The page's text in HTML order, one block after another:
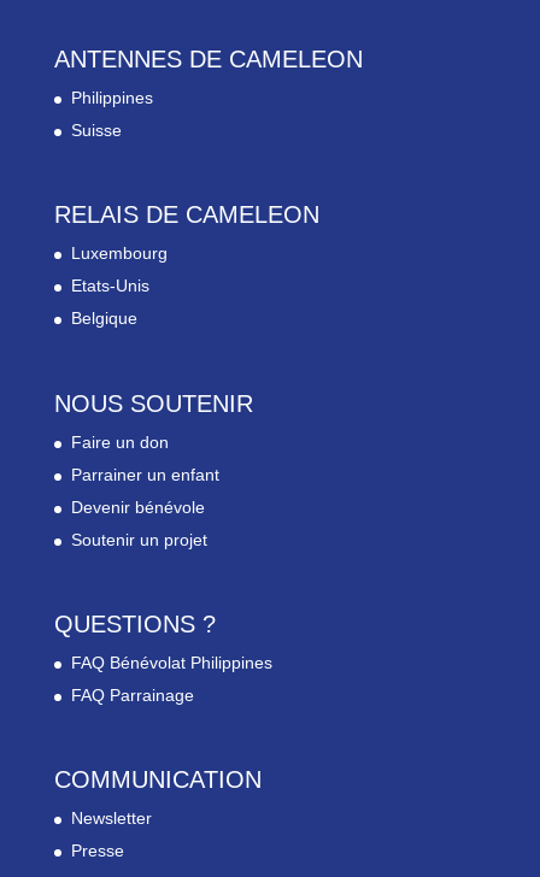
ANTENNES DE CAMELEON
Philippines
Suisse
RELAIS DE CAMELEON
Luxembourg
Etats-Unis
Belgique
NOUS SOUTENIR
Faire un don
Parrainer un enfant
Devenir bénévole
Soutenir un projet
QUESTIONS ?
FAQ Bénévolat Philippines
FAQ Parrainage
COMMUNICATION
Newsletter
Presse